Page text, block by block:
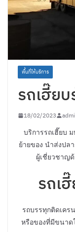
พื้นที่ให้บริการ
รถเฮี๊ย
18/02/2023
บริการรถเฮี๊ยบ
ย้ายของ นำส่งปล
ผู้เชี่ยวชาญ
รถเ
รถบรรทุกติดเค
หรือของที่มีขนาด